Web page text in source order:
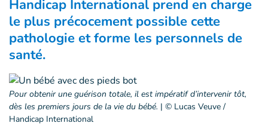
Handicap International prend en charge
le plus précocement possible cette
pathologie et forme les personnels de
santé.
Pour obtenir une guérison totale, il est impératif d’intervenir tôt,
dès les premiers jours de la vie du bébé. | © Lucas Veuve /
Handicap International